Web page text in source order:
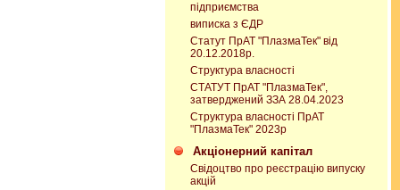
підприємства
виписка з ЄДР
Статут ПрАТ "ПлазмаТек" від
20.12.2018р.
Структура власності
СТАТУТ ПрАТ "ПлазмаТек",
затверджений ЗЗА 28.04.2023
Структура власності ПрАТ
"ПлазмаТек" 2023р
Акціонерний капітал
Свідоцтво про реєстрацію випуску
акцій